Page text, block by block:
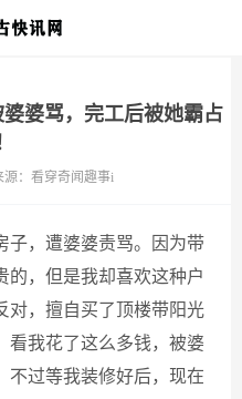
婆骂，完工后被她霸占
源：看穿奇闻趣事i
子，遭婆婆责骂。因为带
的，但是我却喜欢这种户
对，擅自买了顶楼带阳光
看我花了这么多钱，被婆
不过等我装修好后，现在